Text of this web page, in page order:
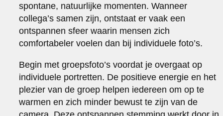
spontane, natuurlijke momenten. Wanneer
collega’s samen zijn, ontstaat er vaak een
ontspannen sfeer waarin mensen zich
comfortabeler voelen dan bij individuele foto’s.
Begin met groepsfoto’s voordat je overgaat op
individuele portretten. De positieve energie en het
plezier van de groep helpen iedereen om op te
warmen en zich minder bewust te zijn van de